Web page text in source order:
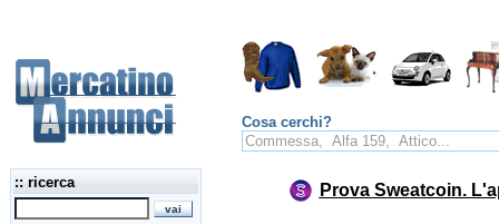
Cosa cerchi?
:: ricerca Prova Sweatcoin.